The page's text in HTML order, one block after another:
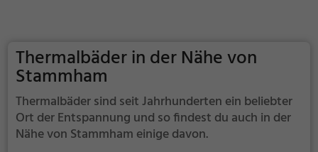
Thermalbäder in der Nähe von
Stammham
Thermalbäder sind seit Jahrhunderten ein beliebter
Ort der Entspannung und so findest du auch in der
Nähe von Stammham einige davon.